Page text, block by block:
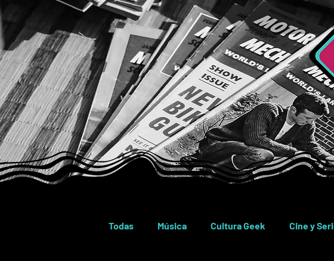
Todas Música Cultura Geek Cine y